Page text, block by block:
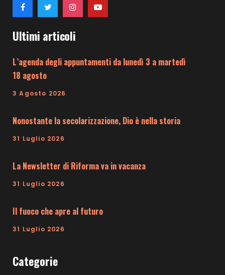
Ultimi articoli
L’agenda degli appuntamenti da lunedì 3 a martedì
18 agosto
3 Agosto 2026
Nonostante la secolarizzazione, Dio è nella storia
31 Luglio 2026
La Newsletter di Riforma va in vacanza
31 Luglio 2026
Il fuoco che apre al futuro
31 Luglio 2026
Categorie